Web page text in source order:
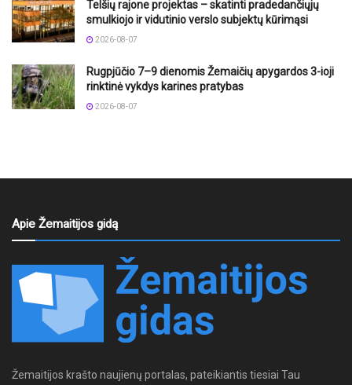
Telšių rajone projektas – skatinti pradedančiųjų
smulkiojo ir vidutinio verslo subjektų kūrimąsi
2026-08-07
Rugpjūčio 7–9 dienomis Žemaičių apygardos 3-ioji
rinktinė vykdys karines pratybas
2026-08-07
Apie Žemaitijos gidą
Žemaitijos krašto naujienų portalas, pateikiantis tiesiai Tau